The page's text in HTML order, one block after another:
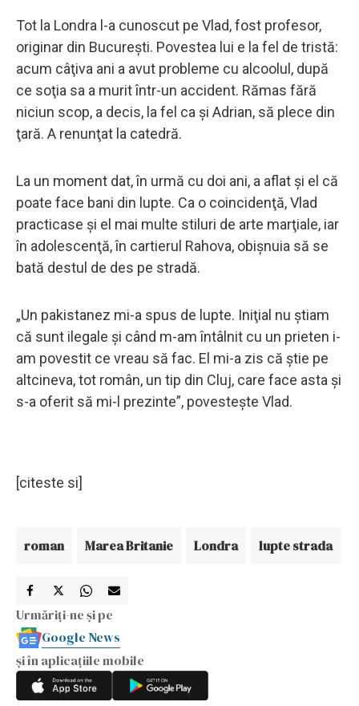
Tot la Londra l-a cunoscut pe Vlad, fost profesor,
originar din Bucureşti. Povestea lui e la fel de tristă:
acum câţiva ani a avut probleme cu alcoolul, după
ce soţia sa a murit într-un accident. Rămas fără
niciun scop, a decis, la fel ca şi Adrian, să plece din
ţară. A renunţat la catedră.
La un moment dat, în urmă cu doi ani, a aflat şi el că
poate face bani din lupte. Ca o coincidenţă, Vlad
practicase şi el mai multe stiluri de arte marţiale, iar
în adolescenţă, în cartierul Rahova, obişnuia să se
bată destul de des pe stradă.
„Un pakistanez mi-a spus de lupte. Iniţial nu ştiam
că sunt ilegale şi când m-am întâlnit cu un prieten i-
am povestit ce vreau să fac. El mi-a zis că ştie pe
altcineva, tot român, un tip din Cluj, care face asta şi
s-a oferit să mi-l prezinte”, povesteşte Vlad.
[citeste si]
roman Marea Britanie Londra lupte strada
Urmăriți-ne și pe
Google News
și în aplicațiile mobile